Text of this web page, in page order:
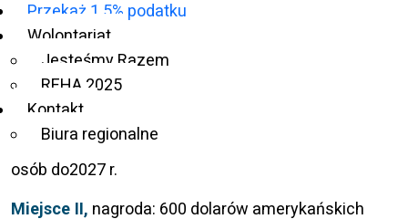
Przekaż 1.5% podatku
Wolontariat
Jesteśmy Razem
REHA 2025
Kontakt
Biura regionalne
SDS Egypt LlC (Egipt):projekt ma na celu
stypendialnego online dla 130 osób z dysfunkcją
wzroku na Bliskim Wschodzie. Program ten zapewni
zabezpieczenia finansowania i zatrudnienia 2000
osób do2027 r.
Miejsce II, nagroda: 600 dolarów amerykańskich